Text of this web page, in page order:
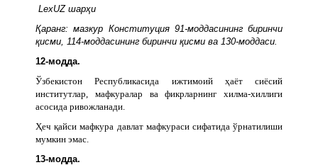
LexUZ шарҳи
Қаранг: мазкур Конституция 91-моддасининг биринчи
қисми, 114-моддасининг биринчи қисми ва 130-моддаси.
12-модда.
Ўзбекистон Республикасида ижтимоий ҳаёт сиёсий
институтлар, мафкуралар ва фикрларнинг хилма-хиллиги
асосида ривожланади.
Ҳеч қайси мафкура давлат мафкураси сифатида ўрнатилиши
мумкин эмас.
13-модда.